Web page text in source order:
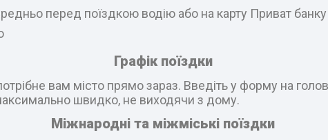
перед поїздкою водію або на карту Приват банку
Графік поїздки
вам місто прямо зараз. Введіть у форму на
швидко, не виходячи з дому.
Міжнародні та міжміські поїздки